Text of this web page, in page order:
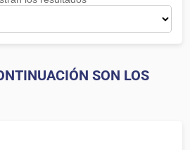
SON LOS